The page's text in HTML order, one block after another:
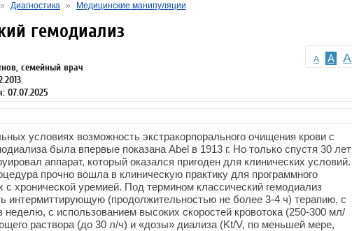
» Диагностика » Медицинские манипуляции
A A A
гемодиализ
семейный врач
07.07.2025
условиях возможность экстракорпорального очищения крови с
была впервые показана Abel в 1913 г. Но только спустя 30 лет
аппарат, который оказался пригоден для клинических условий.
прочно вошла в клиническую практику для программного
с хронической уремией. Под термином классический гемодиализ
интермиттирующую (продолжительностью не более 3-4 ч) терапию, с
неделю, с использованием высоких скоростей кровотока (250-300 мл/
раствора (до 30 л/ч) и «дозы» диализа (Kt/V, по меньшей мере,